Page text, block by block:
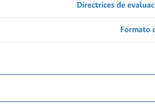
Directrices de
Formato